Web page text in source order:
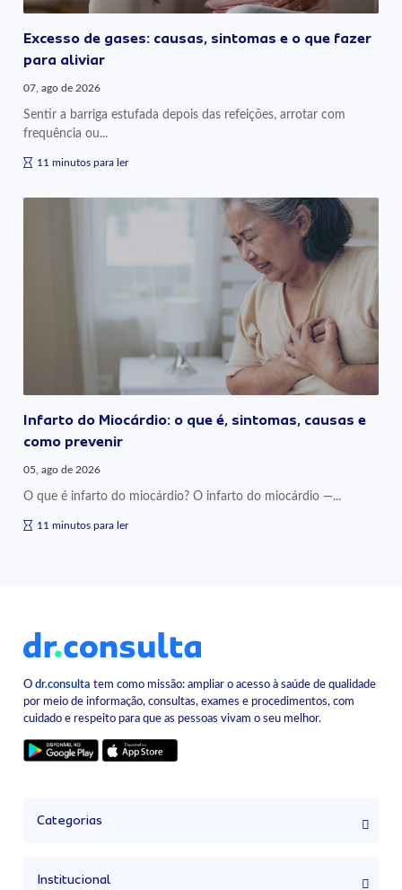
Excesso de gases: causas, sintomas e o que fazer
para aliviar
07, ago de 2026
Sentir a barriga estufada depois das refeições, arrotar com
frequência ou...
11 minutos para ler
Infarto do Miocárdio: o que é, sintomas, causas e
como prevenir
05, ago de 2026
O que é infarto do miocárdio? O infarto do miocárdio —...
11 minutos para ler
Odr.consulta tem como missão: ampliar o acesso à saúde de qualidade
por meio de informação, consultas, exames e procedimentos, com
cuidado e respeito para que as pessoas vivam o seu melhor.
Categorias
Institucional